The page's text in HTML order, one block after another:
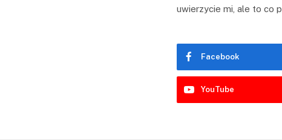
uwierzycie mi, ale to co
Facebook
YouTube